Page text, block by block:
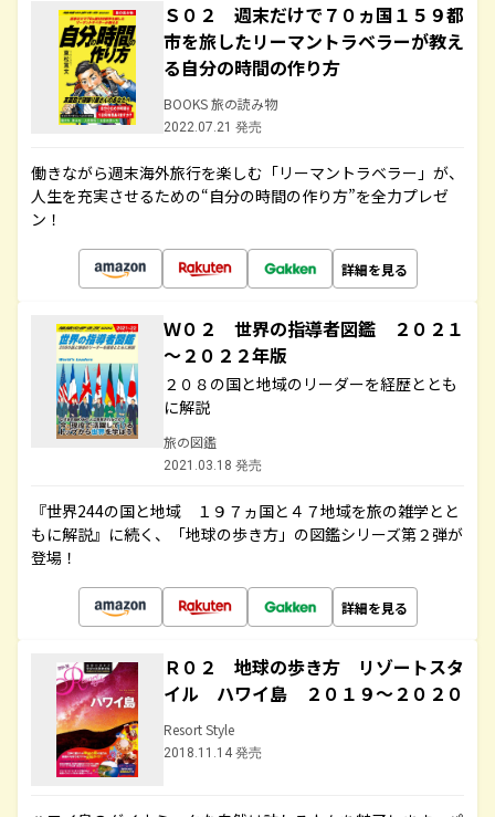
Ｓ０２ 週末だけで７０ヵ国１５９都
市を旅したリーマントラベラーが教え
る自分の時間の作り方
BOOKS 旅の読み物
2022.07.21 発売
働きながら週末海外旅行を楽しむ「リーマントラベラー」が、
人生を充実させるための“自分の時間の作り方”を全力プレゼ
ン！
詳細を見る
Ｗ０２ 世界の指導者図鑑 ２０２１
～２０２２年版
２０８の国と地域のリーダーを経歴ととも
に解説
旅の図鑑
2021.03.18 発売
『世界244の国と地域 １９７ヵ国と４７地域を旅の雑学とと
もに解説』に続く、「地球の歩き方」の図鑑シリーズ第２弾が
登場！
詳細を見る
Ｒ０２ 地球の歩き方 リゾートスタ
イル ハワイ島 ２０１９～２０２０
Resort Style
2018.11.14 発売